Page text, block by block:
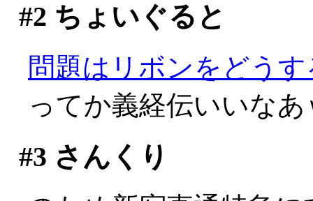
#2 ちょいぐると
問題はリボンをどう
ってか義経伝いいなあ
#3 さんくり